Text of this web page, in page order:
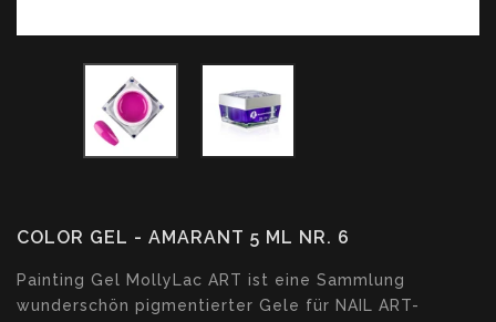
COLOR GEL - AMARANT 5 ML NR. 6
Translation
missing:
Painting Gel MollyLac ART ist eine Sammlung
wunderschön pigmentierter Gele für NAIL ART-